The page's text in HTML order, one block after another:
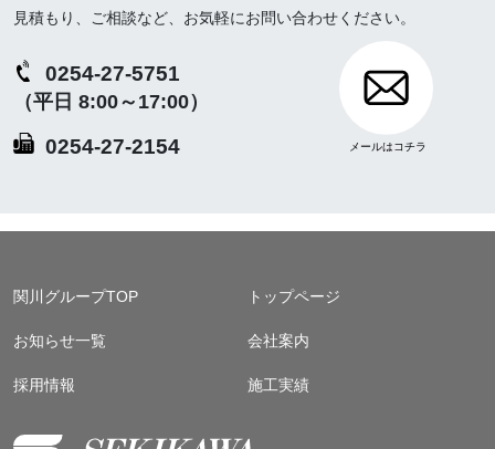
見積もり、ご相談など、お気軽にお問い合わせください。
0254-27-5751
（平日 8:00～17:00）
0254-27-2154
関川グループTOP トップページ
お知らせ一覧 会社案内
採用情報 施工実績